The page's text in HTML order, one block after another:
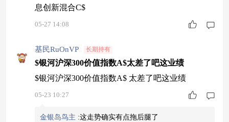
息创新混合C$
05-27 14:08
基民RuOnVP 长期持有
$银河沪深300价值指数A$太差了吧这业绩
$银河沪深300价值指数A$ 太差了吧这业绩
05-23 10:27
金银岛鸟主 :这走势确实有点拖后腿了